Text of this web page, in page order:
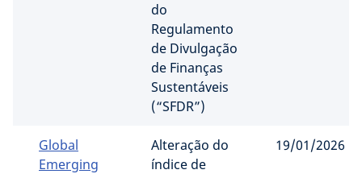
do
Regulamento
de Divulgação
de Finanças
Sustentáveis ​​
(“SFDR”)
Global
Emerging
Alteração do
índice de
19/01/2026